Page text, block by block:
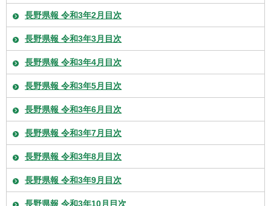
長野県報 令和3年2月目次
長野県報 令和3年3月目次
長野県報 令和3年4月目次
長野県報 令和3年5月目次
長野県報 令和3年6月目次
長野県報 令和3年7月目次
長野県報 令和3年8月目次
長野県報 令和3年9月目次
長野県報 令和3年10月目次